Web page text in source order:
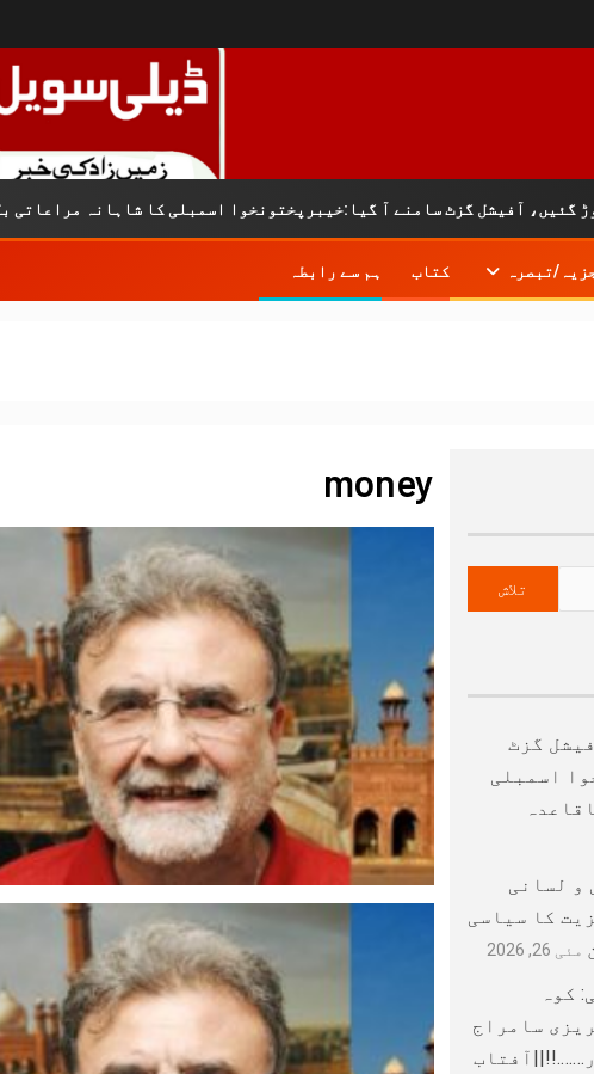
آ گیا:خیبرپختونخوا اسمبلی کا شاہانہ مراعاتی بل باقاعدہ قانون ہے
تبصرہ کتاب ہم سے رابطہ
money
گزٹ
اسمبلی
و لسانی
کا سیاسی
مئی 26, 2026
کوہ
سامراج